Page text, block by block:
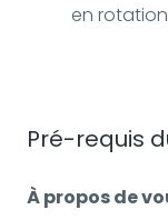
en rotation
Pré-requis
À propos de